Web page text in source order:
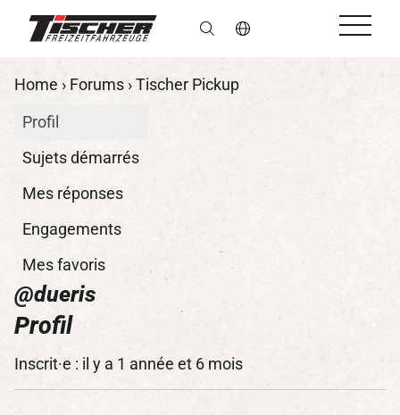
fr
Home › Forums ›Tischer Pickup
Profil
Sujets démarrés
Mes réponses
Engagements
Mes favoris
@dueris
Profil
Inscrit·e : il y a 1 année et 6 mois